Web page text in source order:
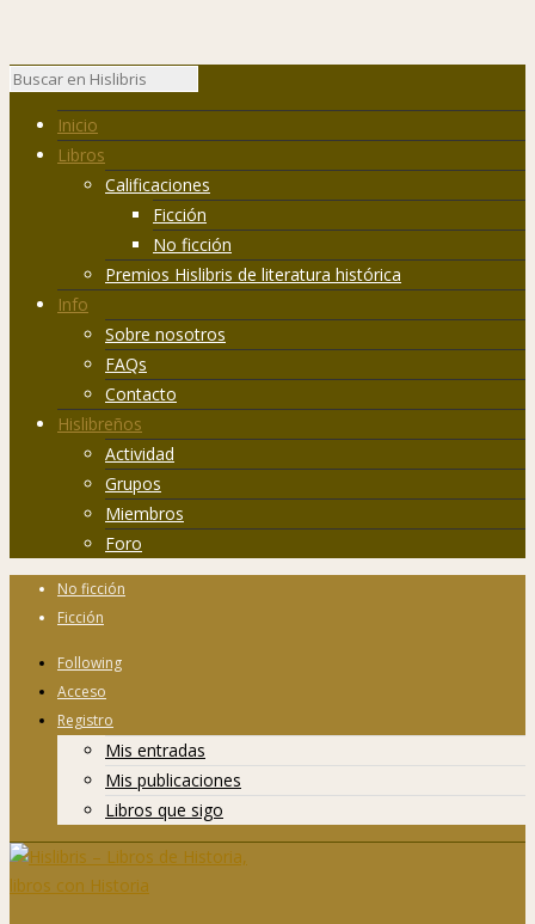
Inicio
Libros
Calificaciones
Ficción
No ficción
Premios Hislibris de literatura histórica
Info
Sobre nosotros
FAQs
Contacto
Hislibreños
Actividad
Grupos
Miembros
Foro
No ficción
Ficción
Following
Acceso
Registro
Mis entradas
Mis publicaciones
Libros que sigo